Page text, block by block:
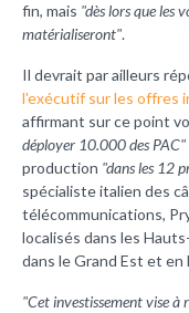
fin, mais "dès lors que les
matérialiseront".
Il devrait par ailleurs
l'exécutif sur les offres
affirmant sur ce point
déployer 10.000 des PAC"
production "dans les 12
spécialiste italien des
télécommunications,
localisés dans les
dans le Grand Est et
"Cet investissement vise à